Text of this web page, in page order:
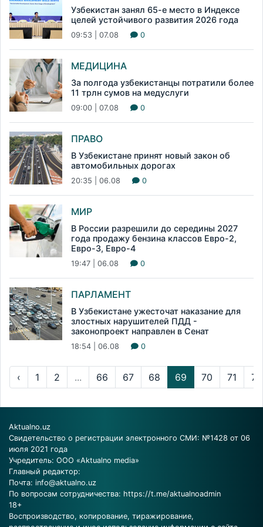
Узбекистан занял 65-е место в Индексе
целей устойчивого развития 2026 года
09:53 | 07.08 0
МЕДИЦИНА
За полгода узбекистанцы потратили более
11 трлн сумов на медуслуги
09:00 | 07.08 0
ПРАВО
В Узбекистане принят новый закон об
автомобильных дорогах
20:35 | 06.08 0
МИР
В России разрешили до середины 2027
года продажу бензина классов Евро-2,
Евро-3, Евро-4
19:47 | 06.08 0
ПАРЛАМЕНТ
В Узбекистане ужесточат наказание для
злостных нарушителей ПДД -
законопроект направлен в Сенат
18:54 | 06.08 0
‹ 1 2 ... 66 67 68 69 70 71 72
Aktualno.uz
Свидетельство о регистрации электронного СМИ: №1428 от 06
июля 2021 года
Учредитель: ООО «Aktualno media»
Главный редактор:
Почта: info@aktualno.uz
По вопросам сотрудничества: https://t.me/aktualnoadmin
18+
Воспроизводство, копирование, тиражирование,